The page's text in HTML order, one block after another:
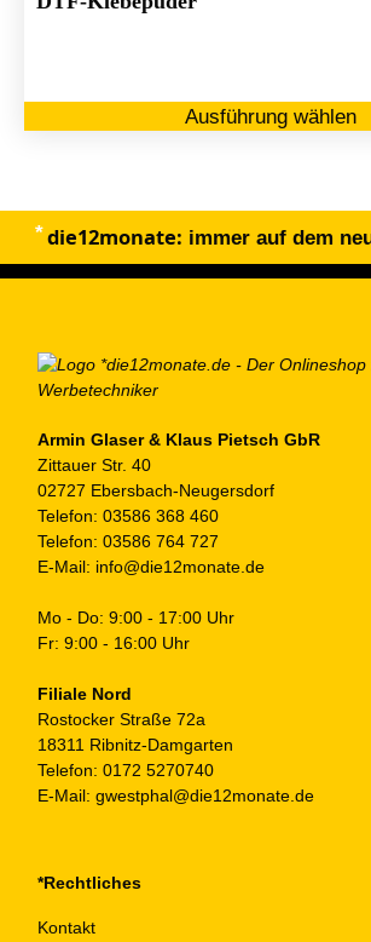
Ausführung wählen
die12monate: immer auf dem
Armin Glaser & Klaus Pietsch GbR
Zittauer Str. 40
02727 Ebersbach-Neugersdorf
Telefon: 03586 368 460
Telefon: 03586 764 727
E-Mail: info@die12monate.de
Mo - Do: 9:00 - 17:00 Uhr
Fr: 9:00 - 16:00 Uhr
Filiale Nord
Rostocker Straße 72a
18311 Ribnitz-Damgarten
Telefon: 0172 5270740
E-Mail: gwestphal@die12monate.de
*Rechtliches
Kontakt